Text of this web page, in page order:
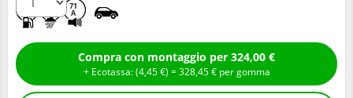
71
A
Compra con montaggio per 324,00 €
+ Ecotassa: (4,45€ ) =328,45€ per gomma